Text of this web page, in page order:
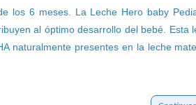
los 6 meses. La Leche Hero baby
al óptimo desarrollo del bebé.
naturalmente presentes en la leche